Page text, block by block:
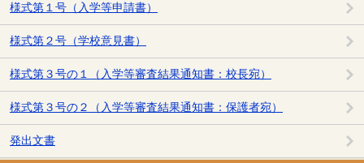
様式第１号（入学等申請書）
様式第２号（学校意見書）
様式第３号の１（入学等審査結果通知書：校長宛）
様式第３号の２（入学等審査結果通知書：保護者宛）
発出文書